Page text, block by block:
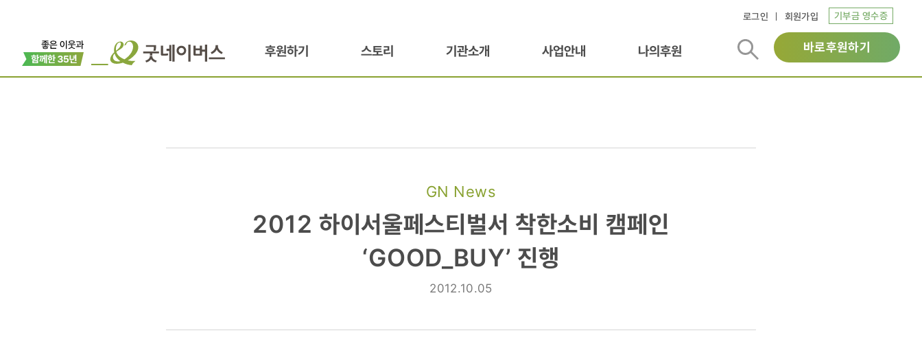
로그인 회원가입 기부금 영수증
후원하기 스토리 기관소개 사업안내 나의후원 바로후원하기
GN News
하이서울페스티벌서
캠페인
2012 하이서울페스티벌서 착한소비 캠페인
‘GOOD_BUY’ 진행
2012.10.05